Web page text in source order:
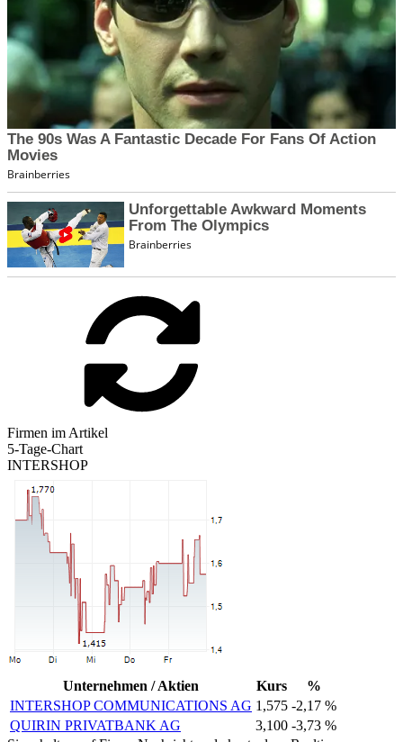
Firmen im Artikel
5-Tage-Chart
INTERSHOP
Unternehmen / Aktien Kurs
%
INTERSHOP COMMUNICATIONS AG 1,575 -2,17 %
QUIRIN PRIVATBANK AG
3,100 -3,73 %